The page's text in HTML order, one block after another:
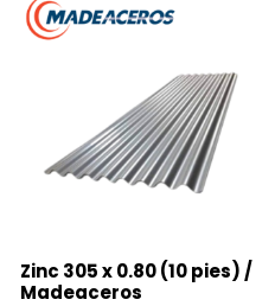
Zinc 305 x 0.80 (10 pies) /
Madeaceros